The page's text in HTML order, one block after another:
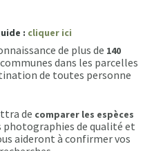
: cliquer ici
de plus de 140
dans les parcelles
de toutes personne
de comparer les espèces
photographies de qualité et
aideront à confirmer vos